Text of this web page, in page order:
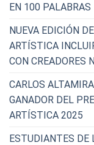
EN 100 PALABRAS
NUEVA EDICIÓN
ARTÍSTICA
CON CREADORES
CARLOS
GANADOR DEL
ARTÍSTICA 2025
ESTUDIANTES DE